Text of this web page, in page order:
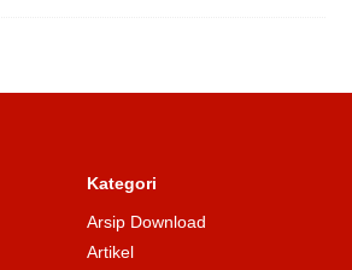
Kategori
Arsip Download
Artikel